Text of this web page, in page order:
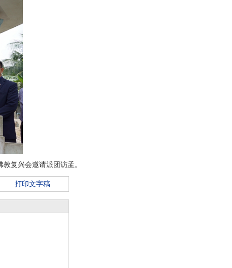
复兴会邀请派团访孟。
打印文字稿